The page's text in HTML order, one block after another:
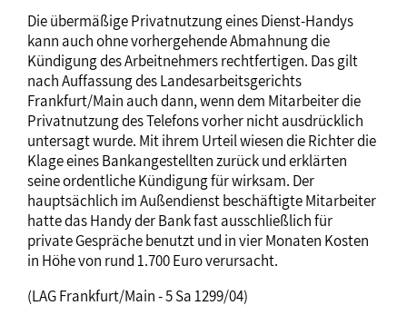
Die übermäßige Privatnutzung eines Dienst-Handys
kann auch ohne vorhergehende Abmahnung die
Kündigung des Arbeitnehmers rechtfertigen. Das gilt
nach Auffassung des Landesarbeitsgerichts
Frankfurt/Main auch dann, wenn dem Mitarbeiter die
Privatnutzung des Telefons vorher nicht ausdrücklich
untersagt wurde. Mit ihrem Urteil wiesen die Richter die
Klage eines Bankangestellten zurück und erklärten
seine ordentliche Kündigung für wirksam. Der
hauptsächlich im Außendienst beschäftigte Mitarbeiter
hatte das Handy der Bank fast ausschließlich für
private Gespräche benutzt und in vier Monaten Kosten
in Höhe von rund 1.700 Euro verursacht.
(LAG Frankfurt/Main - 5 Sa 1299/04)